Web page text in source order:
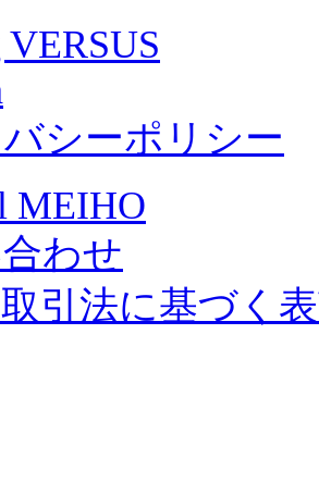
シーポリシー
MEIHO
わせ
引法に基づく